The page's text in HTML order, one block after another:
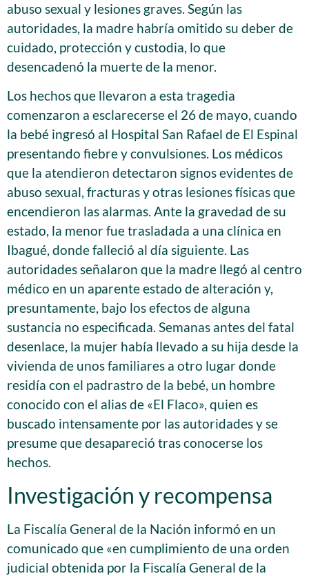
abuso sexual y lesiones graves. Según las
autoridades, la madre habría omitido su deber de
cuidado, protección y custodia, lo que
desencadenó la muerte de la menor.
Los hechos que llevaron a esta tragedia
comenzaron a esclarecerse el 26 de mayo, cuando
la bebé ingresó al Hospital San Rafael de El Espinal
presentando fiebre y convulsiones. Los médicos
que la atendieron detectaron signos evidentes de
abuso sexual, fracturas y otras lesiones físicas que
encendieron las alarmas. Ante la gravedad de su
estado, la menor fue trasladada a una clínica en
Ibagué, donde falleció al día siguiente. Las
autoridades señalaron que la madre llegó al centro
médico en un aparente estado de alteración y,
presuntamente, bajo los efectos de alguna
sustancia no especificada. Semanas antes del fatal
desenlace, la mujer había llevado a su hija desde la
vivienda de unos familiares a otro lugar donde
residía con el padrastro de la bebé, un hombre
conocido con el alias de «El Flaco», quien es
buscado intensamente por las autoridades y se
presume que desapareció tras conocerse los
hechos.
Investigación y recompensa
La Fiscalía General de la Nación informó en un
comunicado que «en cumplimiento de una orden
judicial obtenida por la Fiscalía General de la